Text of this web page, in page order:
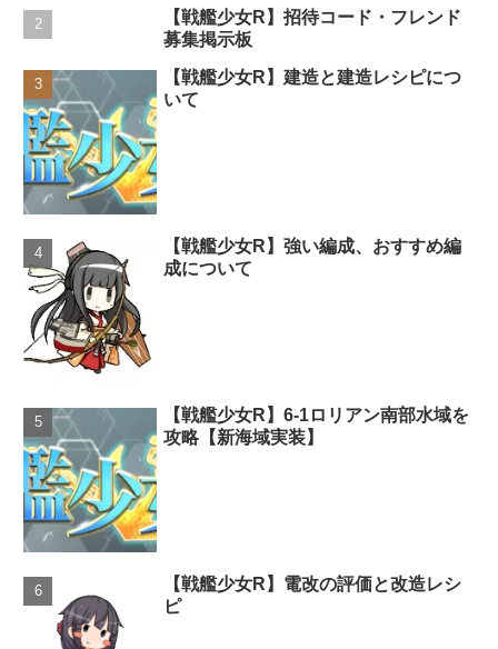
【戦艦少女R】招待コード・フレンド
募集掲示板
【戦艦少女R】建造と建造レシピにつ
いて
【戦艦少女R】強い編成、おすすめ編
成について
【戦艦少女R】6-1ロリアン南部水域を
攻略【新海域実装】
【戦艦少女R】電改の評価と改造レシ
ピ